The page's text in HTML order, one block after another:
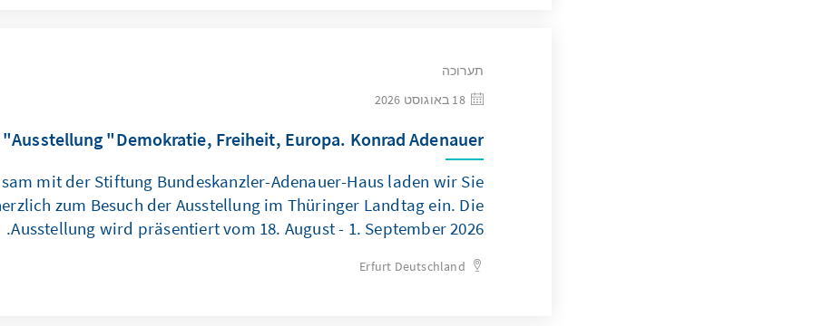
תערוכה
18 באוגוסט 2026
Ausstellung "Demokratie, Freiheit, Europa. Konrad Adenauer"
mit der Stiftung Bundeskanzler-Adenauer-Haus laden wir Sie
zum Besuch der Ausstellung im Thüringer Landtag ein. Die
Ausstellung wird präsentiert vom 18. August - 1. September 2026.
Erfurt Deutschland